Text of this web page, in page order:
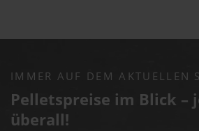
IMMER AUF DEM AKTUELLEN
Pelletspreise im Blick –
überall!